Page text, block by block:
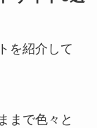
を紹介して
まで色々と